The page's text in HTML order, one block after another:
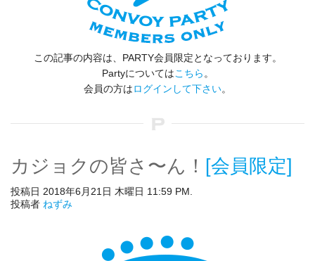
この記事の内容は、PARTY会員限定となっております。
Partyについてはこちら 。
会員の方はログインして下さい。
カジョクの皆さ〜ん！ [会員限定]
投稿日 2018年6月21日 木曜日 11:59 PM.
投稿者 ねずみ